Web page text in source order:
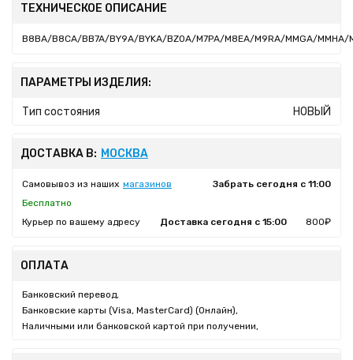
ТЕХНИЧЕСКОЕ ОПИСАНИЕ
B8BA/B8CA/BB7A/BY9A/BYKA/BZ0A/M7PA/M8EA/M9RA/MMGA/
ПАРАМЕТРЫ ИЗДЕЛИЯ:
Тип состояния НОВЫЙ
ДОСТАВКА В: МОСКВА
Самовывоз из наших магазинов
Забрать сегодня с 11:00
Бесплатно
Курьер по вашему адресу
Доставка сегодня с 15:00 800₽
ОПЛАТА
Банковский перевод,
Банковские карты (Visa, MasterCard) (Онлайн),
Наличными или банковской картой при получении,